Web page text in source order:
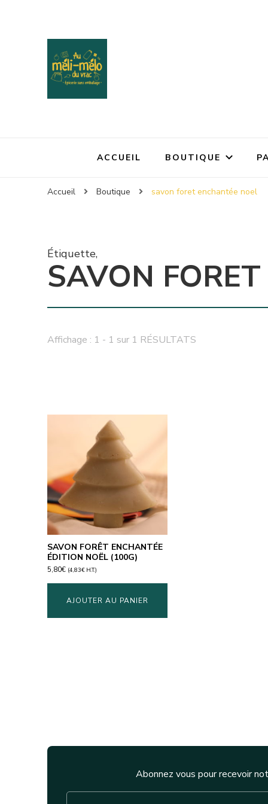
ACCUEIL BOUTIQUE
Accueil Boutique savon foret enchantée noel
Étiquette,
SAVON
Affichage : 1 - 1 sur 1 RÉSULTATS
SAVON FORÊT ENCHANTÉE
ÉDITION NOËL (100G)
5,80€ (4,83€ H.T.)
AJOUTER AU PANIER
Abonnez vous pour recevoir